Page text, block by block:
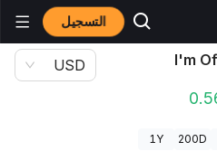
التسجيل
USD
200D
1Y